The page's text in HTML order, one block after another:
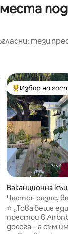
тези
4,96 от 5,
Най-популярен
Избор на
Ваканционна
and
Частен оазис,
Summerland
⭐ „Това беше
престои в
досега – а съм